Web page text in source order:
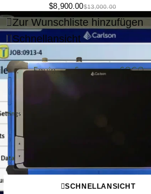
$13,000.00
$8,900.00
Zur Wunschliste hinzufügen
Schnellansicht
SCHNELLANSICHT